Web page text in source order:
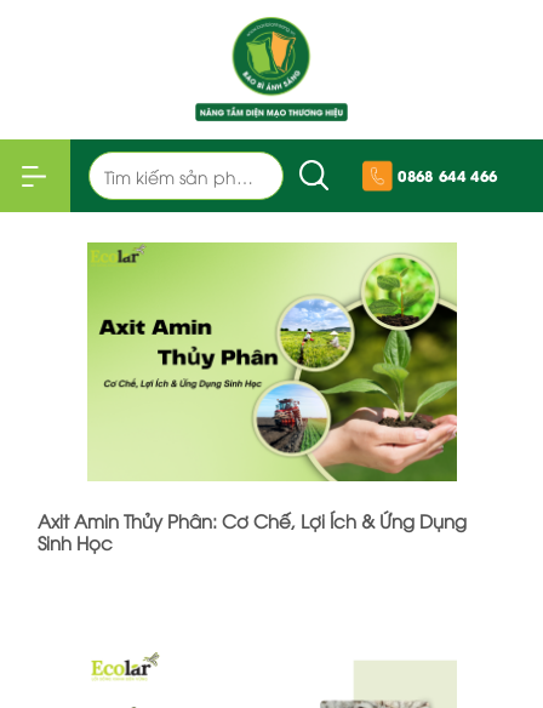
Tìm
kiếm:
0868 644 466
Axit Amin Thủy Phân: Cơ Chế, Lợi Ích & Ứng Dụng
Sinh Học